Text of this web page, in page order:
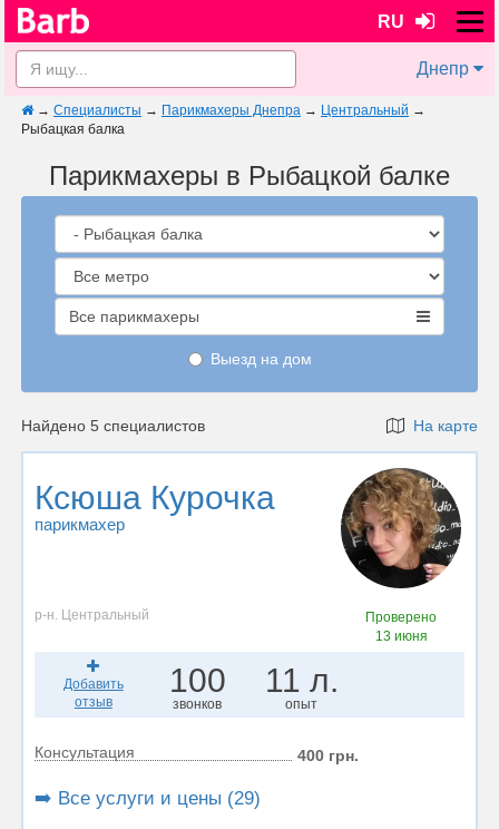
RU
Днепр
→ Специалисты → Парикмахеры Днепра → Центральный →
Рыбацкая балка
Парикмахеры в Рыбацкой балке
Все парикмахеры
Выезд на дом
Найдено 5 специалистов На карте
Ксюша Курочка
парикмахер
р-н. Центральный
Проверено
13 июня
Добавить
отзыв
100
звонков
11 л.
опыт
Консультация 400 грн.
➡️ Все услуги и цены (29)